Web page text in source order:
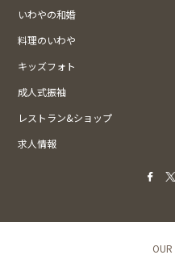
いわやの和婚
料理のいわや
キッズフォト
成人式振袖
レストラン&ショップ
求人情報